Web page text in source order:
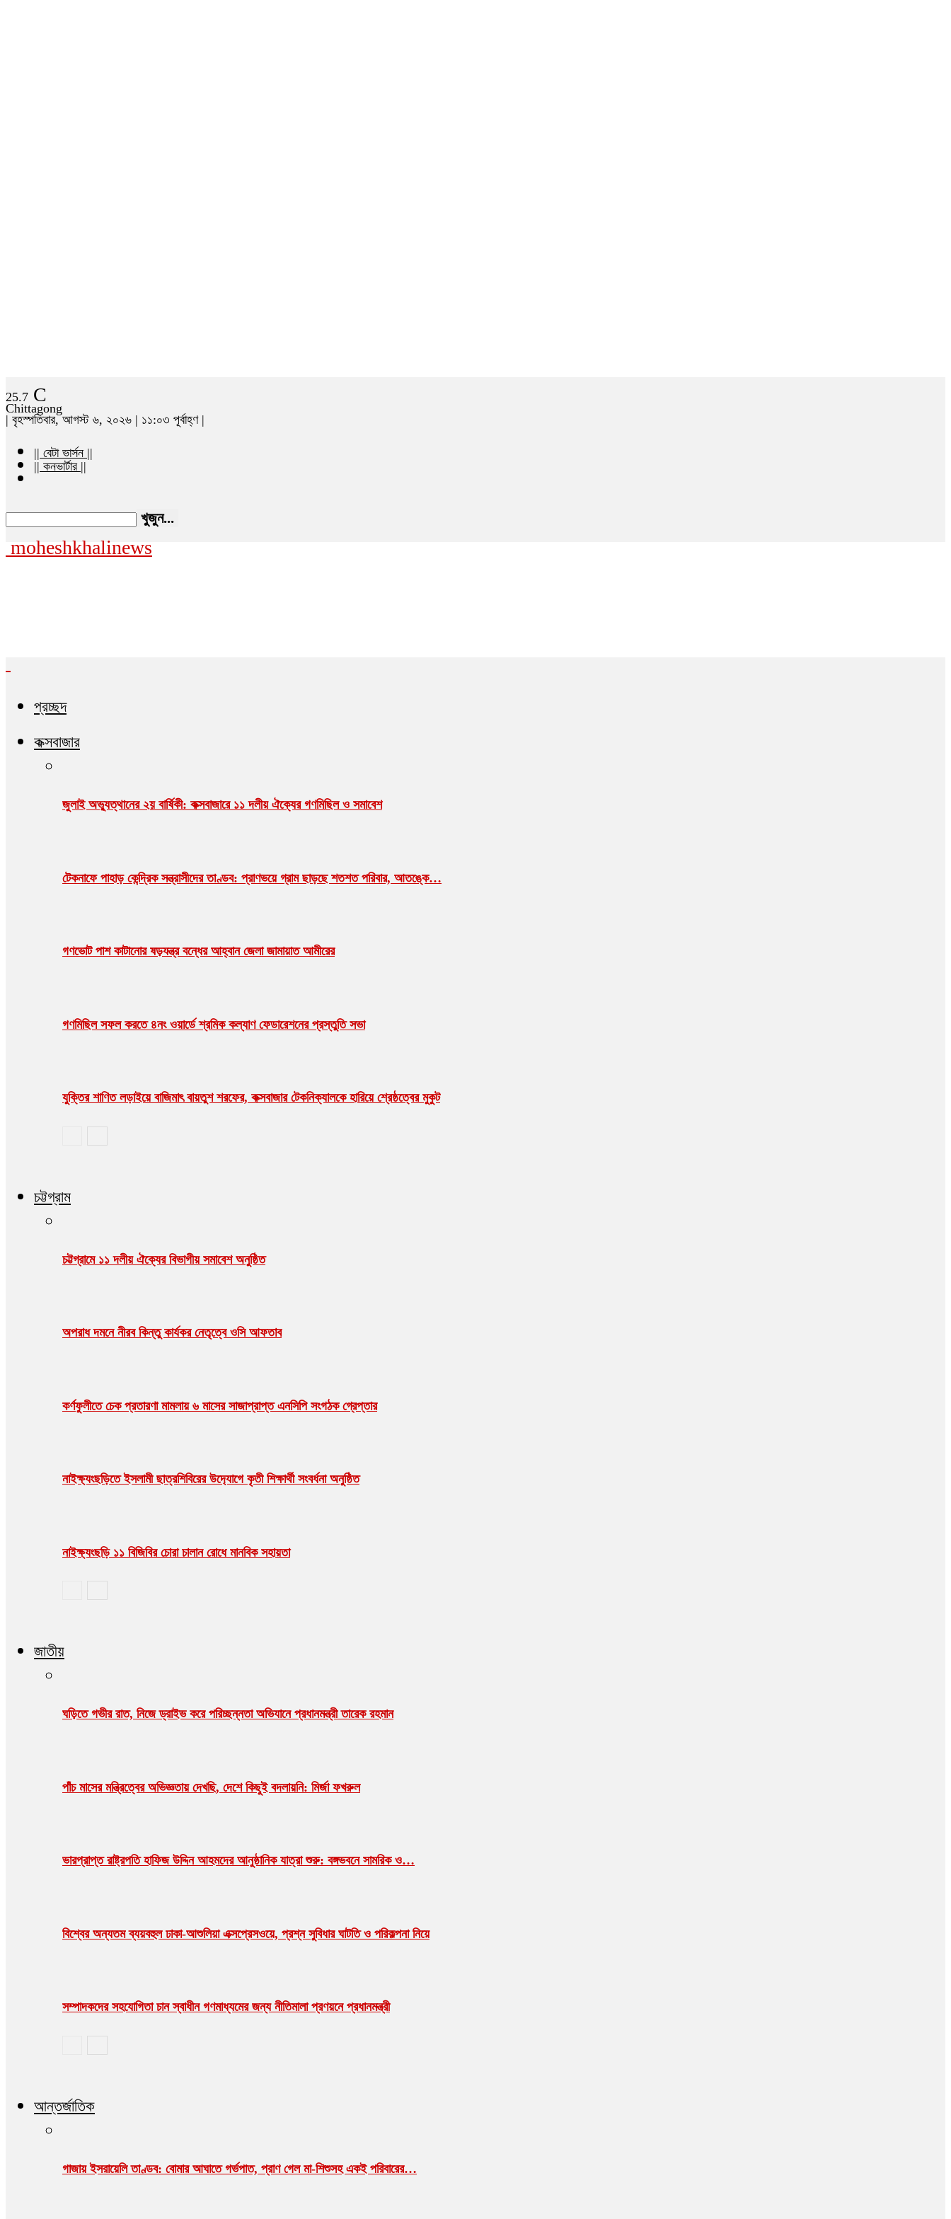
25.7 C
Chittagong
| বৃহস্পতিবার, আগস্ট ৬, ২০২৬ | ১১:০৩ পূর্বাহ্ণ |
|| বেটা ভার্সন ||
|| কনভার্টার ||
moheshkhalinews
প্রচ্ছদ
কক্সবাজার
জুলাই অভ্যুত্থানের ২য় বার্ষিকী: কক্সবাজারে ১১ দলীয় ঐক্যের গণমিছিল ও সমাবেশ
টেকনাফে পাহাড় কেন্দ্রিক সন্ত্রাসীদের তাণ্ডব: প্রাণভয়ে গ্রাম ছাড়ছে শতশত পরিবার, আতঙ্কে…
গণভোট পাশ কাটানোর ষড়যন্ত্র বন্ধের আহ্বান জেলা জামায়াত আমীরের
গণমিছিল সফল করতে ৪নং ওয়ার্ডে শ্রমিক কল্যাণ ফেডারেশনের প্রস্তুতি সভা
যুক্তির শাণিত লড়াইয়ে বাজিমাৎ বায়তুশ শরফের, কক্সবাজার টেকনিক্যালকে হারিয়ে শ্রেষ্ঠত্বের মুকুট
চট্টগ্রাম
চট্টগ্রামে ১১ দলীয় ঐক্যের বিভাগীয় সমাবেশ অনুষ্ঠিত
অপরাধ দমনে নীরব কিন্তু কার্যকর নেতৃত্বে ওসি আফতাব
কর্ণফুলীতে চেক প্রতারণা মামলায় ৬ মাসের সাজাপ্রাপ্ত এনসিপি সংগঠক গ্রেপ্তার
নাইক্ষ‍‍্যংছড়িতে ইসলামী ছাত্রশিবিরের উদ‍্যোগে কৃতী শিক্ষার্থী সংবর্ধনা অনুষ্ঠিত
নাইক্ষ্যংছড়ি ১১ বিজিবির চোরা চালান রোধে মানবিক সহায়তা
জাতীয়
ঘড়িতে গভীর রাত, নিজে ড্রাইভ করে পরিচ্ছন্নতা অভিযানে প্রধানমন্ত্রী তারেক রহমান
পাঁচ মাসের মন্ত্রিত্বের অভিজ্ঞতায় দেখছি, দেশে কিছুই বদলায়নি: মির্জা ফখরুল
ভারপ্রাপ্ত রাষ্ট্রপতি হাফিজ উদ্দিন আহমদের আনুষ্ঠানিক যাত্রা শুরু: বঙ্গভবনে সামরিক ও…
বিশ্বের অন্যতম ব্যয়বহুল ঢাকা-আশুলিয়া এক্সপ্রেসওয়ে, প্রশ্ন সুবিধার ঘাটতি ও পরিকল্পনা নিয়ে
সম্পাদকদের সহযোগিতা চান স্বাধীন গণমাধ্যমের জন্য নীতিমালা প্রণয়নে প্রধানমন্ত্রী
আন্তর্জাতিক
গাজায় ইসরায়েলি তাণ্ডব: বোমার আঘাতে গর্ভপাত, প্রাণ গেল মা-শিশুসহ একই পরিবারের…